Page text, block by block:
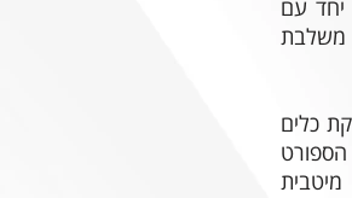
יחד עם
משלבת
כלים
הספורט